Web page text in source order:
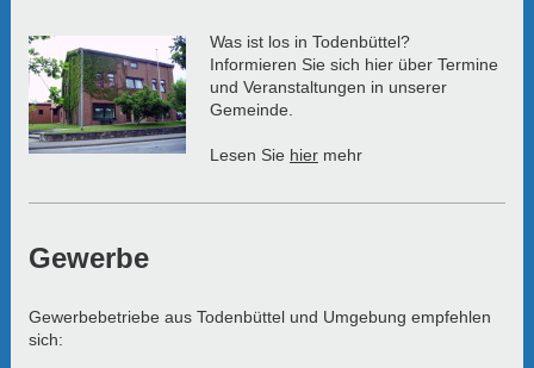
Was ist los in Todenbüttel?
Informieren Sie sich hier über Termine
und Veranstaltungen in unserer
Gemeinde.
Lesen Sie hiermehr
Gewerbe
Gewerbebetriebe aus Todenbüttel und Umgebung empfehlen
sich: